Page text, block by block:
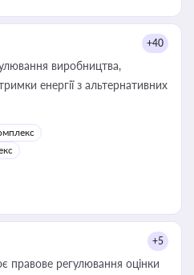
+40
виробництва,
енергії з альтернативних
+5
правове регулювання оцінки